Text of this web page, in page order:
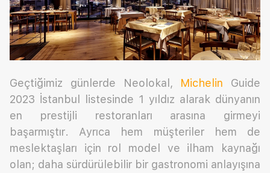
Geçtiğimiz günlerde Neolokal, Michelin Guide
2023 İstanbul listesinde 1 yıldız alarak dünyanın
en prestijli restoranları arasına girmeyi
başarmıştır. Ayrıca hem müşteriler hem de
meslektaşları için rol model ve ilham kaynağı
olan; daha sürdürülebilir bir gastronomi anlayışına